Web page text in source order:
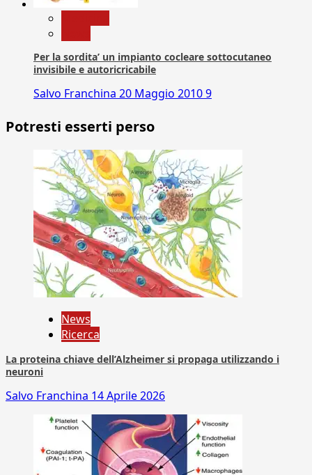
Per la sordita’ un impianto cocleare sottocutaneo
invisibile e autoricricabile
Salvo Franchina 20 Maggio 20109
Potresti esserti perso
News
Ricerca
La proteina chiave dell’Alzheimer si propaga utilizzando i
neuroni
Salvo Franchina 14 Aprile 2026